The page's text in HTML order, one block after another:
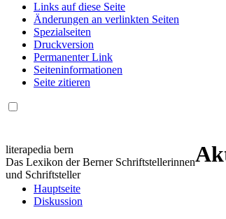
Links auf diese Seite
Änderungen an verlinkten Seiten
Spezialseiten
Druckversion
Permanenter Link
Seiten­informationen
Seite zitieren
literapedia bern
Das Lexikon der Berner Schriftstellerinnen
und Schriftsteller
Hauptseite
Diskussion